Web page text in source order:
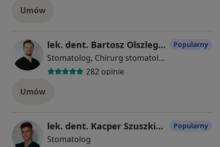
Umów
lek. dent. Bartosz Olszlegier
Stomatolog, Chirurg stomatologiczny, Protetyk stomatologiczny
282 opinie
Popularny
Umów
lek. dent. Kacper Szuszkiewicz
Stomatolog
Popularny